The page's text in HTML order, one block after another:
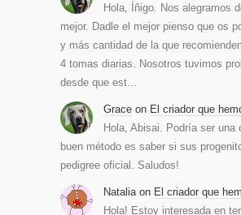
Hola, Íñigo. Nos alegramos
mejor. Dadle el mejor pienso que os
y más cantidad de la que
4 tomas diarias. Nosotros tuvimos
desde que est…
Grace on El criador que
Hola, Abisai. Podría ser una
buen método es saber si sus
pedigree oficial. Saludos!
Natalia on El criador que
Hola! Estoy interesada en